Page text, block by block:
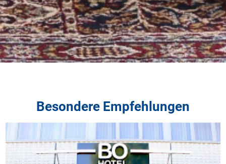
Besondere Empfehlungen